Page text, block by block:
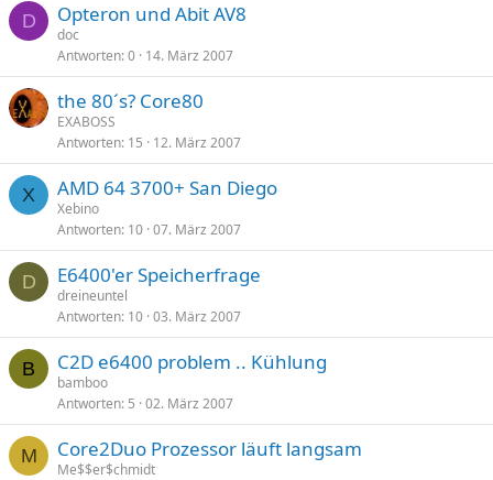
D Opteron und Abit AV8
doc
Antworten 0 14. März 2007
the 80´s? Core80
EXABOSS
Antworten 15 12. März 2007
X AMD 64 3700+ San Diego
Xebino
Antworten 10 07. März 2007
D E6400'er Speicherfrage
dreineuntel
Antworten 10 03. März 2007
B C2D e6400 problem .. Kühlung
bamboo
Antworten 5 02. März 2007
M Core2Duo Prozessor läuft langsam
Me$$er$chmidt